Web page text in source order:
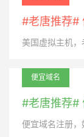
#老唐推荐#
美国虚拟主机
便宜域名
#老唐推荐#
便宜域名注册